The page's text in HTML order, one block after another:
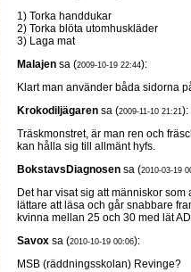
1) Torka handdukar
2) Torka blöta utomhuskläder
3) Laga mat
Malajen sa (2009-10-19 22:44):
Klart man använder båda sidorna
Krokodiljägaren sa (2009-11-10 21:21):
Träskmonstret, är man ren och
kan hålla sig till allmänt hyfs.
BokstavsDiagnosen sa (2010-03-19
Det har visat sig att människor
lättare att läsa och går snabbare
kvinna mellan 25 och 30 med lät
Savox sa (2010-10-19 00:06):
MSB (räddningsskolan) Revinge?